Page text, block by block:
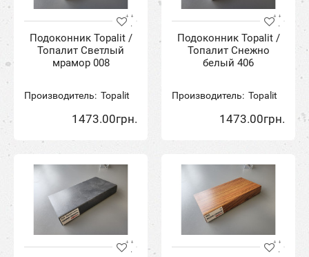
Подоконник Topalit /
Топалит Светлый
мрамор 008
Производитель: Topalit
1473.00грн.
Подоконник Topalit /
Топалит Снежно
белый 406
Производитель: Topalit
1473.00грн.